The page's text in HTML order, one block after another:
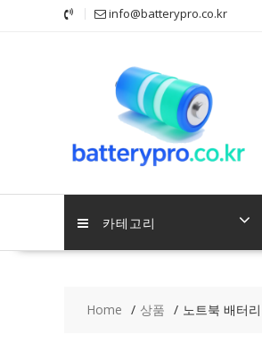
info@batterypro.co.kr
카테고리
Home 상품 노트북 배터